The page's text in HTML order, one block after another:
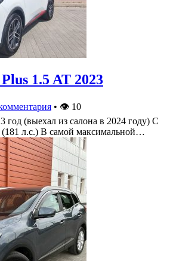
1.5 AT 2023
• 👁 10
год (выехал из салона в 2024 году) С
(181 л.с.) В самой максимальной…